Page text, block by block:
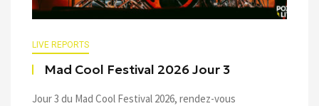
LIVE REPORTS
Mad Cool Festival 2026 Jour 3
Jour 3 du Mad Cool Festival 2026, rendez-vous